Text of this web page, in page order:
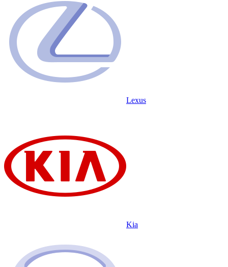
Lexus
Kia